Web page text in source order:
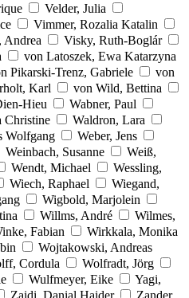
Velder, Julia
Vimmer, Rozalia Katalin
Andrea
Visky, Ruth-Boglár
von Latoszek, Ewa Katarzyna
Pikarski-Trenz, Gabriele
von
Karl
von Wild, Bettina
Hieu
Wabner, Paul
Christine
Waldron, Lara
Wolfgang
Weber, Jens
Weinbach, Susanne
Weiß,
Wendt, Michael
Wessling,
Wiech, Raphael
Wiegand,
Wigbold, Marjolein
Willms, André
Wilmes,
Fabian
Wirkkala, Monika
Wojtakowski, Andreas
Cordula
Wolfradt, Jörg
Wulfmeyer, Eike
Yagi,
Zaidi, Danial Haider Zander,